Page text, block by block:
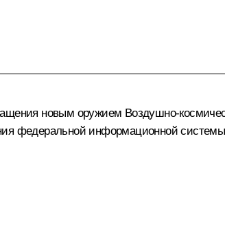
новым оружием Воздушно-
федеральной информационной системы